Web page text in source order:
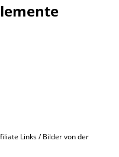
Links / Bilder von der